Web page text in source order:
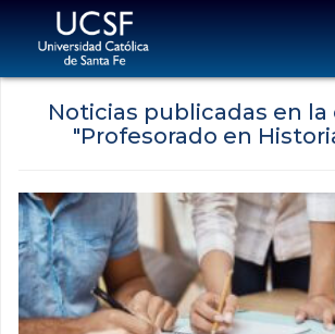
Noticias publicadas en la
"Profesorado en